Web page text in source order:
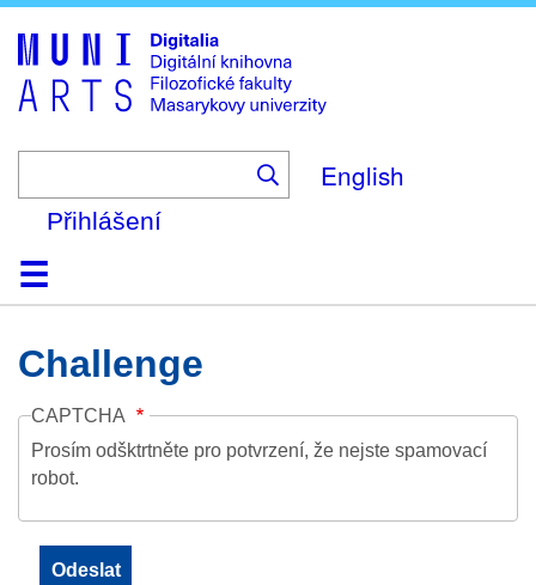
to
main
content
English
Přihlášení
DomůKolekce
Prohlížení
Vyhledávání
O platformě
Nápověda
KontaktDigitalia
Challenge
CAPTCHA
Prosím odšktrtněte pro potvrzení, že nejste spamovací
robot.